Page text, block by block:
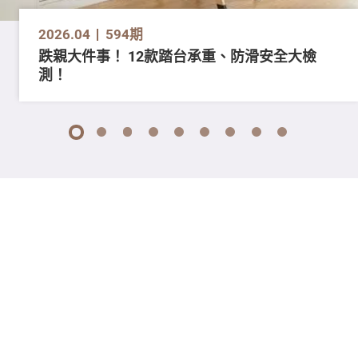
2026.04 594期
跌親大件事！ 12款踏台承重、防滑安全大檢
測！
1 2 3 4 5 6 7 8 9